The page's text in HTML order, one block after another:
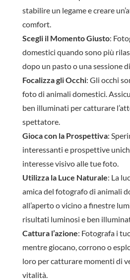
stabilire un legame e creare
comfort.
Scegli il Momento Giusto:
domestici quando sono più
dopo un pasto o una sessione
Focalizza gli Occhi: Gli occhi
foto di animali domestici.
ben illuminati per catturare
spettatore.
Gioca con la Prospettiva:
interessanti e prospettive
interesse visivo alle tue foto.
Utilizza la Luce Naturale: La
amica del fotografo di animali
all’aperto o vicino a finestre
risultati luminosi e ben
Cattura l’azione: Fotografa i
mentre giocano, corrono o
loro per catturare momenti di
vitalità.